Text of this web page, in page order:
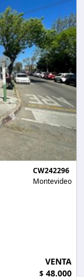
CW242296
Montevideo
VENTA
$ 48.000